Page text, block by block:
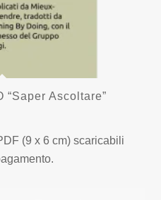
“Saper Ascoltare”
(9 x 6 cm) scaricabili